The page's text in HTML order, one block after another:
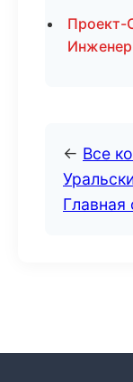
Проект-
← Все
Главная